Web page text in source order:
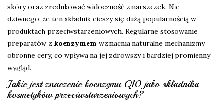
skóry oraz zredukować widoczność zmarszczek. Nic
dziwnego, że ten składnik cieszy się dużą popularnością w
produktach przeciwstarzeniowych. Regularne stosowanie
preparatów z koenzymem wzmacnia naturalne mechanizmy
obronne cery, co wpływa na jej zdrowszy i bardziej promienny
wygląd.
Jakie jest znaczenie koenzymu Q10 jako składnika
kosmetyków przeciwstarzeniowych?